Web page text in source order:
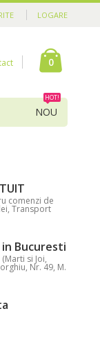
LOGARE
0
NOU
HOT!
comenzi de
Transport
Bucuresti
si Joi,
Nr. 49, M.